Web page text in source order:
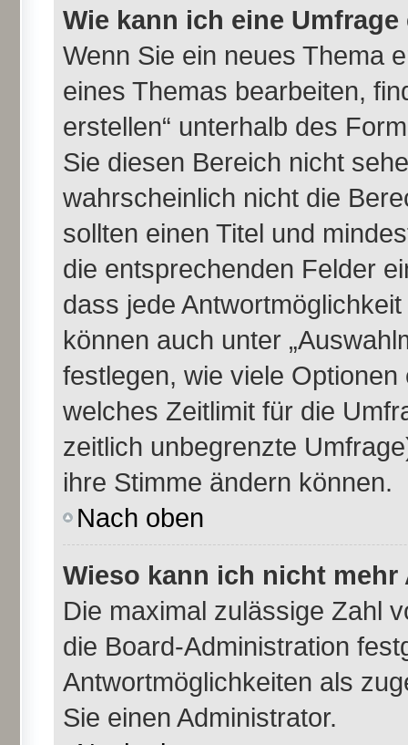
Wie kann ich eine
Wenn Sie ein neues Thema
eines Themas bearbeiten,
erstellen“ unterhalb des
Sie diesen Bereich nicht
wahrscheinlich nicht die
sollten einen Titel und
die entsprechenden Felder
dass jede
können auch unter
festlegen, wie viele
welches Zeitlimit für die
zeitlich unbegrenzte
ihre Stimme ändern können.
Nach oben
Wieso kann ich nicht
Die maximal zulässige Zahl
die Board-Administration
Antwortmöglichkeiten als
Sie einen Administrator.